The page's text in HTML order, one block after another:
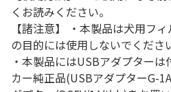
くお読みください。
【諸注意】 ・本製品は犬用フ
の目的には使用しないでくださ
・本製品にはUSBアダプター
カー純正品(USBアダプターG-